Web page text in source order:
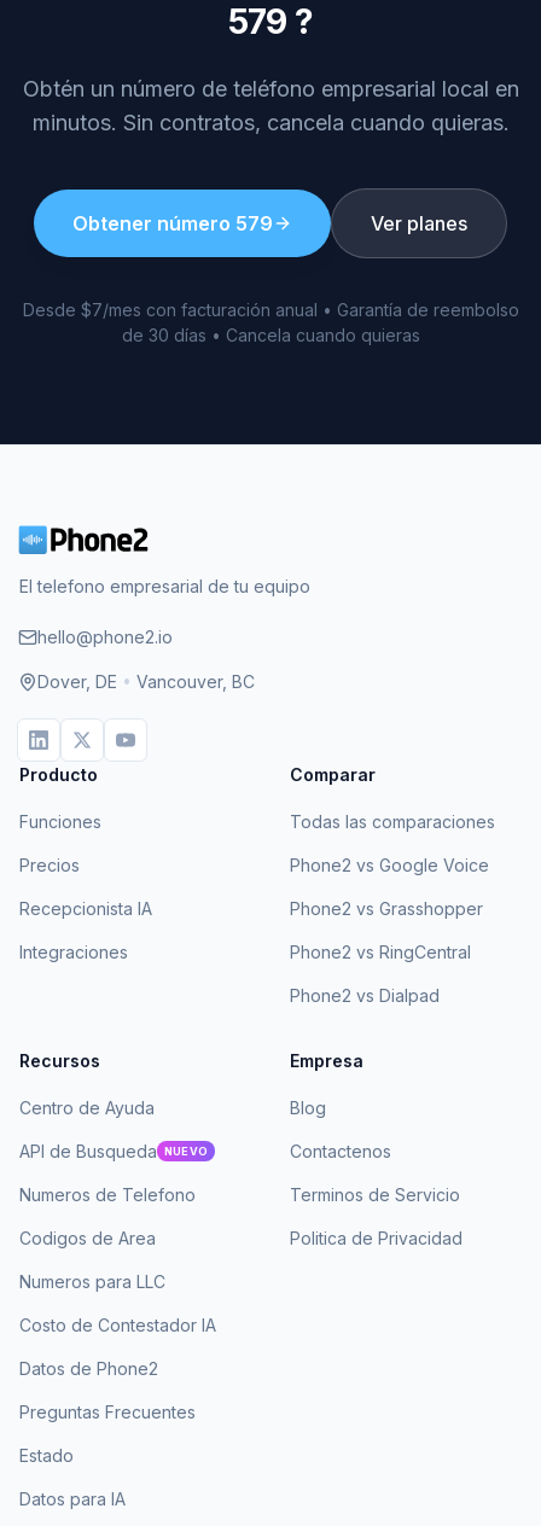
579 ?
Obtén un número de teléfono empresarial local en
minutos. Sin contratos, cancela cuando quieras.
Obtener número 579 Ver planes
Desde $7/mes con facturación anual • Garantía de reembolso
de 30 días • Cancela cuando quieras
El telefono empresarial de tu equipo
hello@phone2.io
Dover, DE • Vancouver, BC
Producto
Funciones
Precios
Recepcionista IA
Integraciones
Comparar
Todas las comparaciones
Phone2 vs Google Voice
Phone2 vs Grasshopper
Phone2 vs RingCentral
Phone2 vs Dialpad
Recursos
Centro de Ayuda
API de Busqueda NUEVO
Numeros de Telefono
Codigos de Area
Numeros para LLC
Costo de Contestador IA
Datos de Phone2
Preguntas Frecuentes
Estado
Datos para IA
Empresa
Blog
Contactenos
Terminos de Servicio
Politica de Privacidad